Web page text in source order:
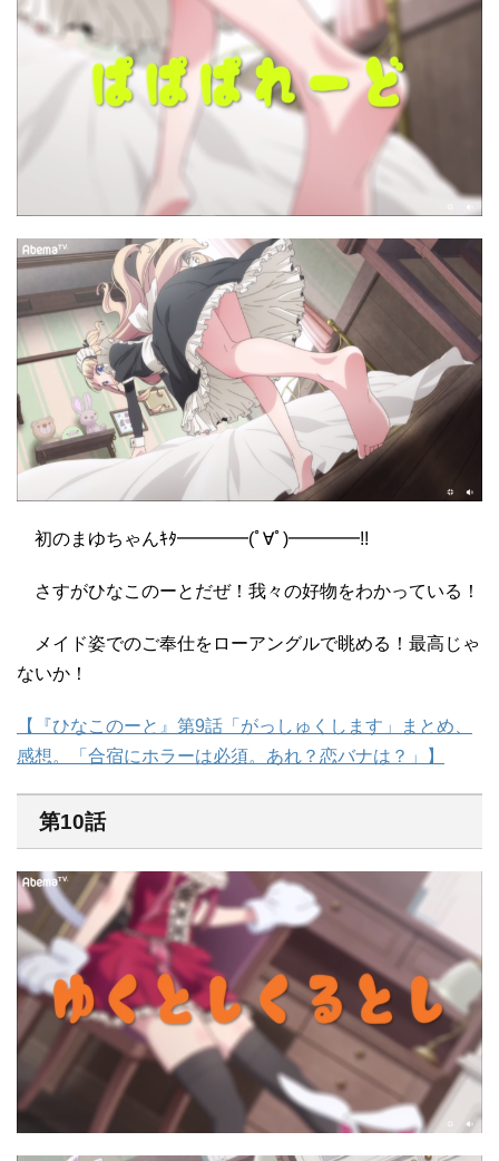
初のまゆちゃんｷﾀ━━━━(ﾟ∀ﾟ)━━━━!!
さすがひなこのーとだぜ！我々の好物をわかっている！
メイド姿でのご奉仕をローアングルで眺める！最高じゃ
ないか！
【『ひなこのーと』第9話「がっしゅくします」まとめ、
感想。「合宿にホラーは必須。あれ？恋バナは？」】
第10話